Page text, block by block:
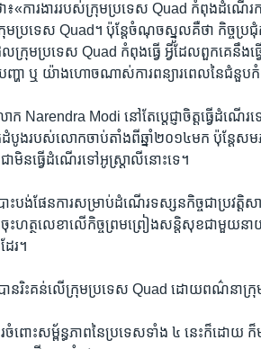
«ការងារ​របស់​ក្រុម​ប្រទេស Quad កំពុងដំណើរក
ម​ប្រទេស Quad។ ប៉ុន្តែ​ចំណុច​ស្នូល​គឺ​ថា កិច្ចប្រជុំ​
ល​ក្រុម​ប្រទេស​ Quad កំពុង​ធ្វើ អ្វីដែល​ពួកគេ​នឹង​
ញ្ហា ឬ​ យ៉ាង​ហោច​ណាស់​ការ​ពន្យារពេល​នៃ​ជំនួប​កំ
ោក Narendra Modi នៅ​តែ​ប្តេជ្ញាចិត្ត​ធ្វើ​ដំ
បូង​របស់​លោក​ចាប់​តាំង​ពី​ឆ្នាំ២០១៤​មក ប៉ុន្តែ​ស
មិន​ធ្វើ​ដំណើរ​ទៅ​អូស្ត្រាលី​នោះ​ទេ។
បង់​ផែនការ​សម្រាប់​ដំណើរ​ទស្សនកិច្ច​ជា​ប្រវត្តិ
ហត្ថលេខា​លើ​កិច្ចព្រមព្រៀង​សន្តិសុខ​ជាមួយ​នា
ែរ។
បាន​រិះគន់​លើ​ក្រុម​ប្រទេស Quad ដោយ​ពណ៌នា​ក្រុម​
ពោះ​សម្ព័ន្ធភាព​នៃ​ប្រទេស​ទាំង ៤ នេះ​ក៏​ដោយ ក៏​